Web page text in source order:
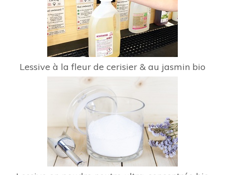
Lessive à la fleur de cerisier & au jasmin bio